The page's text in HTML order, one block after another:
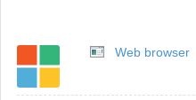
Web browser